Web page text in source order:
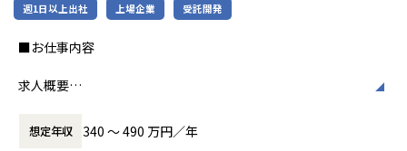
【業務の変更の範囲】
週1日以上出社 上場企業 受託開発
■お仕事内容
求人概要
当社は「メーカー」や「自治体」を主要顧客としており、メ
想定年収 340 〜 490 万円／年